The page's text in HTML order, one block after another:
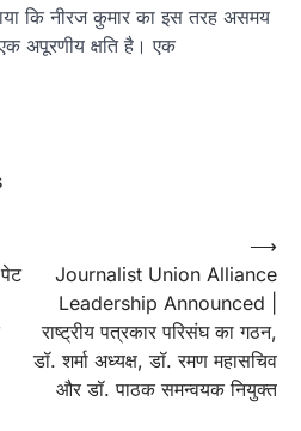
कि नीरज कुमार का इस तरह असमय
अपूरणीय क्षति है। एक
Journalist Union Alliance
Leadership Announced |
राष्ट्रीय पत्रकार परिसंघ का गठन,
डॉ. शर्मा अध्यक्ष, डॉ. रमण महासचिव
और डॉ. पाठक समन्वयक नियुक्त
⟶